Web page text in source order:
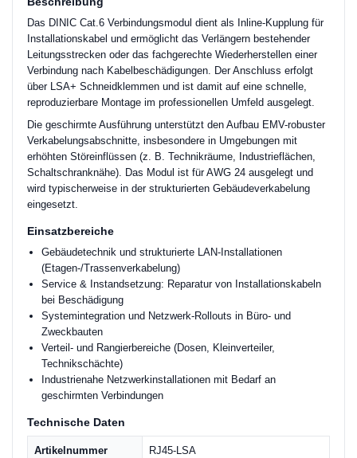
Das DINIC Cat.6 Verbindungsmodul dient als Inline-Kupplung für
Installationskabel und ermöglicht das Verlängern bestehender
Leitungsstrecken oder das fachgerechte Wiederherstellen einer
Verbindung nach Kabelbeschädigungen. Der Anschluss erfolgt
über LSA+ Schneidklemmen und ist damit auf eine schnelle,
reproduzierbare Montage im professionellen Umfeld ausgelegt.
Die geschirmte Ausführung unterstützt den Aufbau EMV-robuster
Verkabelungsabschnitte, insbesondere in Umgebungen mit
erhöhten Störeinflüssen (z. B. Technikräume, Industrieflächen,
Schaltschranknähe). Das Modul ist für AWG 24 ausgelegt und
wird typischerweise in der strukturierten Gebäudeverkabelung
eingesetzt.
Einsatzbereiche
Gebäudetechnik und strukturierte LAN-Installationen
(Etagen-/Trassenverkabelung)
Service & Instandsetzung: Reparatur von Installationskabeln
bei Beschädigung
Systemintegration und Netzwerk-Rollouts in Büro- und
Zweckbauten
Verteil- und Rangierbereiche (Dosen, Kleinverteiler,
Technikschächte)
Industrienahe Netzwerkinstallationen mit Bedarf an
geschirmten Verbindungen
Technische Daten
Artikelnummer RJ45-LSA